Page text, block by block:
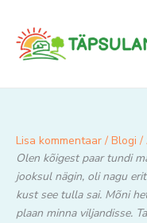
content
Lisa kommentaar / Blogi /
Olen kõigest paar tundi
jooksul nägin, oli nagu
kust see tulla sai. Mõni
plaan minna viljandisse.